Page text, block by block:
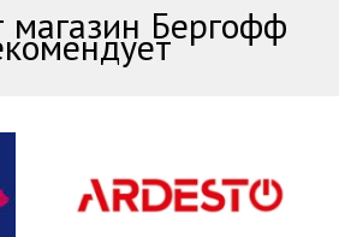
магазин Бергофф